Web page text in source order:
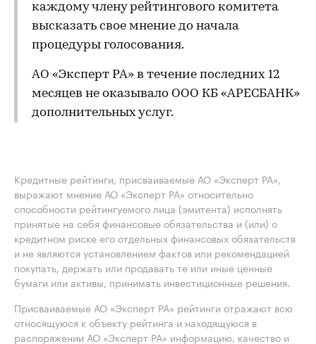
каждому члену рейтингового комитета
высказать свое мнение до начала
процедуры голосования.
АО «Эксперт РА» в течение последних 12
месяцев не оказывало ООО КБ «АРЕСБАНК»
дополнительных услуг.
Кредитные рейтинги, присваиваемые АО «Эксперт РА»,
выражают мнение АО «Эксперт РА» относительно
способности рейтингуемого лица (эмитента) исполнять
принятые на себя финансовые обязательства и (или) о
кредитном риске его отдельных финансовых обязательств
и не являются установлением фактов или рекомендацией
покупать, держать или продавать те или иные ценные
бумаги или активы, принимать инвестиционные решения.
Присваиваемые АО «Эксперт РА» рейтинги отражают всю
относящуюся к объекту рейтинга и находящуюся в
распоряжении АО «Эксперт РА» информацию, качество и